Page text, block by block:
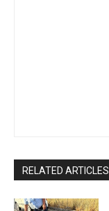
RELATED ARTICLES